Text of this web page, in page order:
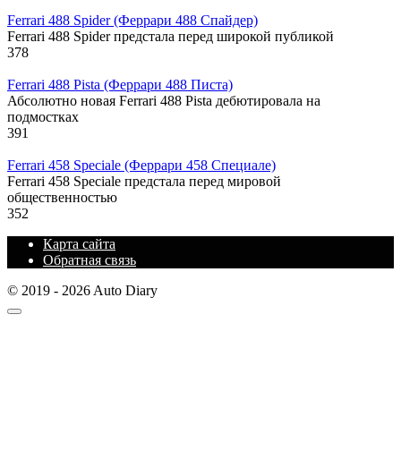
Ferrari 488 Spider (Феррари 488 Спайдер)
Ferrari 488 Spider предстала перед широкой публикой
378
Ferrari 488 Pista (Феррари 488 Писта)
Абсолютно новая Ferrari 488 Pista дебютировала на
подмостках
391
Ferrari 458 Speciale (Феррари 458 Специале)
Ferrari 458 Speciale предстала перед мировой
общественностью
352
Карта сайта
Обратная связь
© 2019 - 2026 Auto Diary